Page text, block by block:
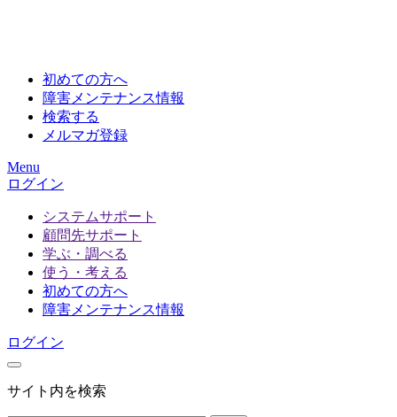
初めての方へ
障害メンテナンス情報
検索する
メルマガ登録
Menu
ログイン
システムサポート
顧問先サポート
学ぶ・調べる
使う・考える
初めての方へ
障害メンテナンス情報
ログイン
サイト内を検索